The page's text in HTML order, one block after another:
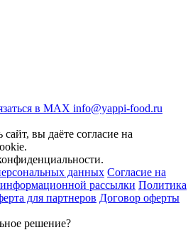
в МАХ info@yappi-food.ru
вы даёте согласие на
данных Согласие на
рассылки Политика
для партнеров Договор оферты
решение?